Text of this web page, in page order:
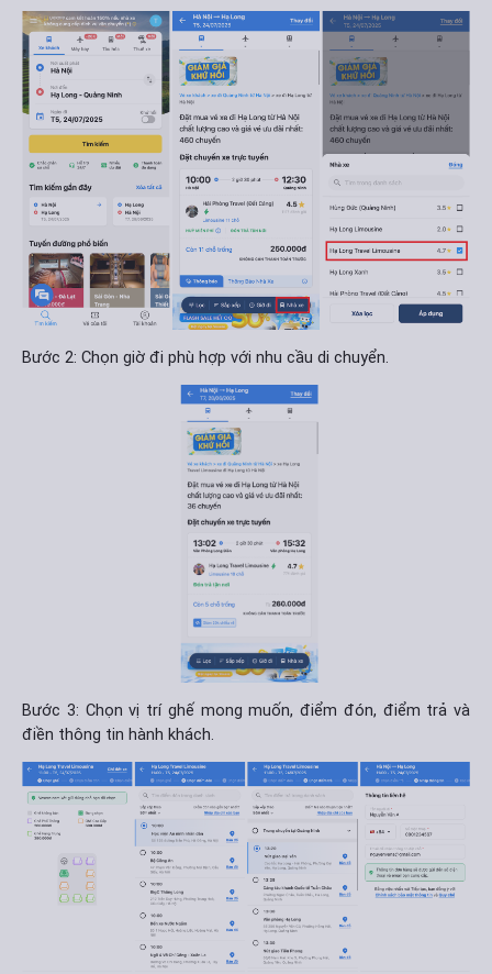
Bước 2: Chọn giờ đi phù hợp với nhu cầu di chuyển.
Bước 3: Chọn vị trí ghế mong muốn, điểm đón, điểm trả và
điền thông tin hành khách.